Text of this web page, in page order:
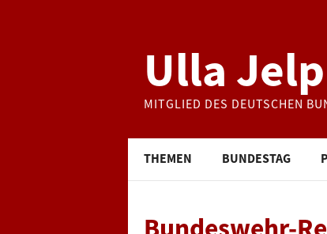
Ulla
MITGLIED DES DEUTSCHEN
THEMEN BUNDESTAG